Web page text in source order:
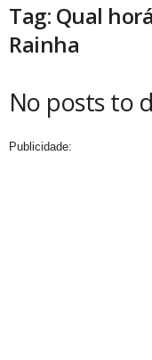
Tag: Qual
Rainha
No posts to
Publicidade: